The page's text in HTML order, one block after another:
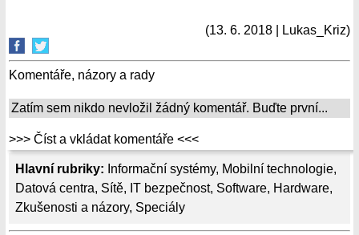
Hlavní rubriky: Informační systémy, Mobilní technologie,
Datová centra, Sítě, IT bezpečnost, Software, Hardware,
Zkušenosti a názory, Speciály
(13. 6. 2018 | Lukas_Kriz)
Komentáře, názory a rady
Zatím sem nikdo nevložil žádný komentář. Buďte první...
>>> Číst a vkládat komentáře <<<